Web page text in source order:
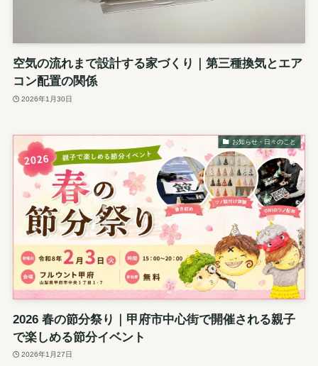
空気の流れまで設計する家づくり｜第三種換気とエア
コン配置の関係
2026年1月30日
お知らせ・日々のこと
2026 春の節分祭り｜甲府市中心街で開催される親子
で楽しめる節分イベント
2026年1月27日